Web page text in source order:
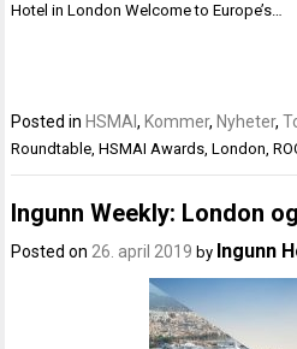
Hotel in London Welcome to Europe’s…
Posted in HSMAI, Kommer, Nyheter,
Roundtable,HSMAI Awards,London,
Ingunn Weekly: London
Posted on 26. april 2019 by Ingunn